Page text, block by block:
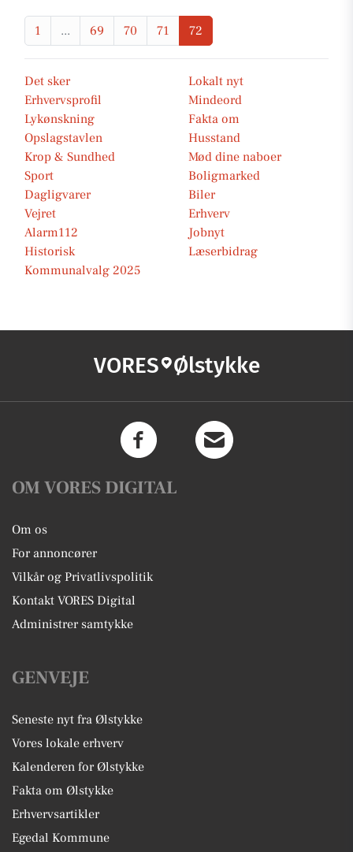
1 ... 69 70 71 72
Det sker
Lokalt nyt
Erhvervsprofil
Mindeord
Lykønskning
Fakta om
Opslagstavlen
Husstand
Krop & Sundhed
Mød dine naboer
Sport
Boligmarked
Dagligvarer
Biler
Vejret
Erhverv
Alarm112
Jobnyt
Historisk
Læserbidrag
Kommunalvalg 2025
VORES Ølstykke
OM VORES DIGITAL
Om os
For annoncører
Vilkår og Privatlivspolitik
Kontakt VORES Digital
Administrer samtykke
GENVEJE
Seneste nyt fra Ølstykke
Vores lokale erhverv
Kalenderen for Ølstykke
Fakta om Ølstykke
Erhvervsartikler
Egedal Kommune